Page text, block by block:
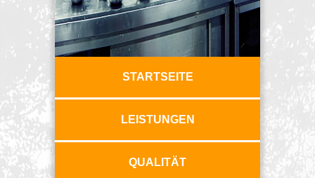
STARTSEITE
LEISTUNGEN
QUALITÄT